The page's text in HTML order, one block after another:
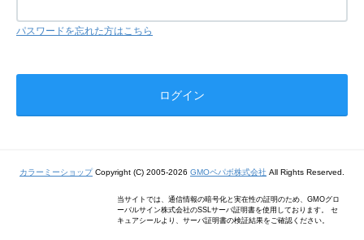
パスワードを忘れた方はこちら
カラーミーショップCopyright (C) 2005-2026 GMOペパボ株式会社 All Rights Reserved.
当サイトでは、通信情報の暗号化と実在性の証明のため、GMOグロ
ーバルサイン株式会社のSSLサーバ証明書を使用しております。 セ
キュアシールより、サーバ証明書の検証結果をご確認ください。